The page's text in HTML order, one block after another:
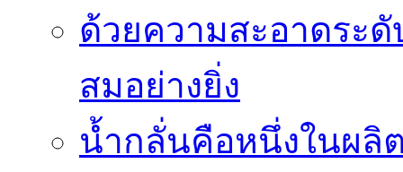
ด้วยความสะอาดระดั
สมอย่างยิ่ง
น้ำกลั่นคือหนึ่งในผ